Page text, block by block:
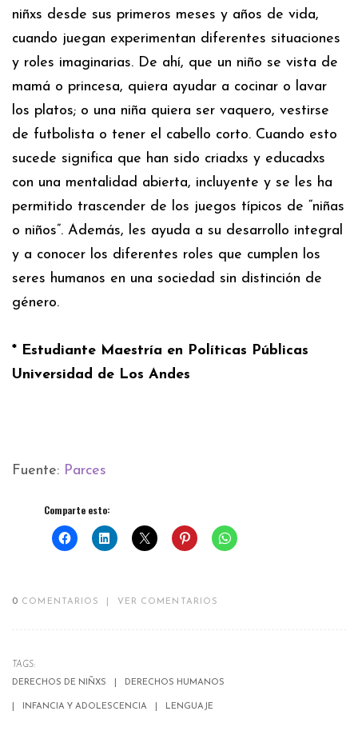
niñxs desde sus primeros meses y años de vida,
cuando juegan experimentan diferentes situaciones
y roles imaginarias. De ahí, que un niño se vista de
mamá o princesa, quiera ayudar a cocinar o lavar
los platos; o una niña quiera ser vaquero, vestirse
de futbolista o tener el cabello corto. Cuando esto
sucede significa que han sido criadxs y educadxs
con una mentalidad abierta, incluyente y se les ha
permitido trascender de los juegos típicos de “niñas
o niños”. Además, les ayuda a su desarrollo integral
y a conocer los diferentes roles que cumplen los
seres humanos en una sociedad sin distinción de
género.
* Estudiante Maestría en Políticas Públicas
Universidad de Los Andes
Fuente: Parces
Comparte esto:
0 COMENTARIOS VER COMENTARIOS
TAGS:
DERECHOS DE NIÑXS
DERECHOS HUMANOS
INFANCIA Y ADOLESCENCIA LENGUAJE